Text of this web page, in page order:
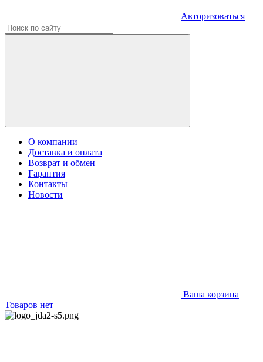
Авторизоваться
О компании
Доставка и оплата
Возврат и обмен
Гарантия
Контакты
Новости
Ваша корзина
Товаров нет